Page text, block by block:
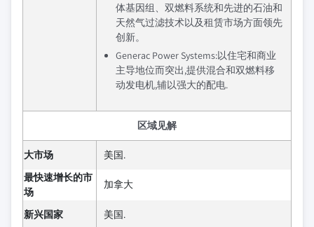
体基因组、双燃料系统和先进的石油和
天然气过滤技术以及租赁市场方面领先
创新。
Generac Power Systems:以住宅和商业
主导地位而突出,提供混合和双燃料移
动发电机,辅以强大的配电.
区域见解
大市场
美国.
最快速增长的市
场
加拿大
新兴国家 美国.